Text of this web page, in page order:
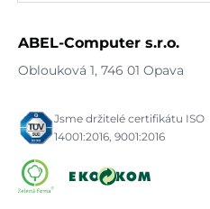
ABEL-Computer s.r.o.
Oblouková 1, 746 01 Opava
Jsme držitelé certifikátu ISO
14001:2016, 9001:2016